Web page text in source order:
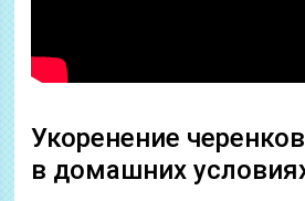
Укоренение
в домашних